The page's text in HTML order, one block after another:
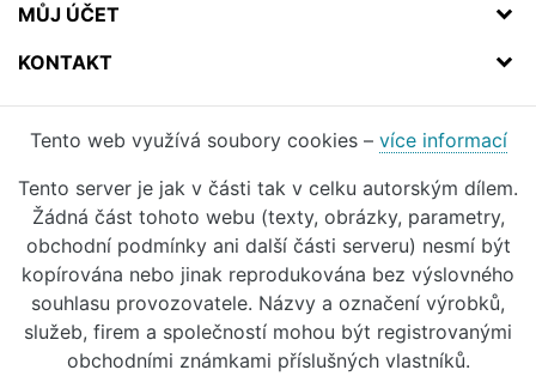
MŮJ ÚČET
KONTAKT
Tento web využívá soubory cookies – více informací
Tento server je jak v části tak v celku autorským dílem.
Žádná část tohoto webu (texty, obrázky, parametry,
obchodní podmínky ani další části serveru) nesmí být
kopírována nebo jinak reprodukována bez výslovného
souhlasu provozovatele. Názvy a označení výrobků,
služeb, firem a společností mohou být registrovanými
obchodními známkami příslušných vlastníků.